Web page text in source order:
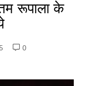
रूपाला के
0